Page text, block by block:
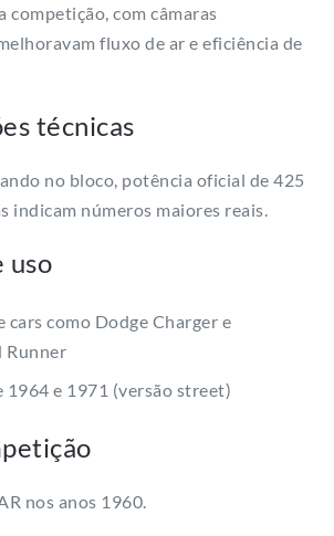
competição, com câmaras
fluxo de ar e eficiência de
técnicas
no bloco, potência oficial de 425
indicam números maiores reais.
uso
cars como Dodge Charger e
Runner
1964 e 1971 (versão street)
nos anos 1960.